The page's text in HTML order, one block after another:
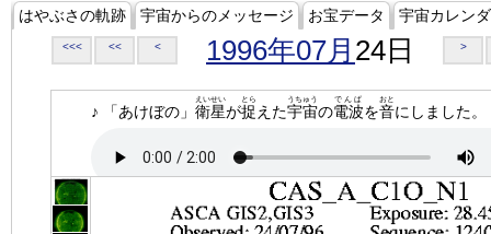
はやぶさの軌跡 宇宙からのメッセージ お宝データ 宇宙カレン
<<< << < 1996年07月 24日 >
♪ 「あけぼの」 衛星
えいせい
が捉
とら
えた宇宙
うちゅう
の電波
でんぱ
を音
おと
にしました。